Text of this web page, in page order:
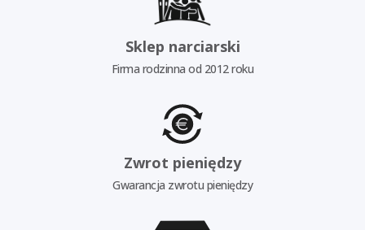
Sklep narciarski
Firma rodzinna od 2012 roku
Zwrot pieniędzy
Gwarancja zwrotu pieniędzy